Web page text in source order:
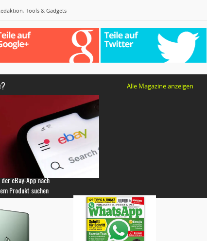
, Tools & Gadgets
Alle Magazine anzeigen
eBay-App nach
Produkt suchen